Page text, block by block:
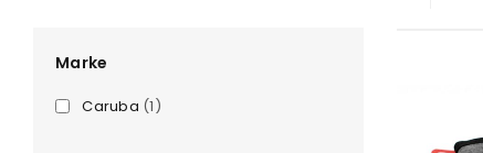
Marke
Caruba (1)